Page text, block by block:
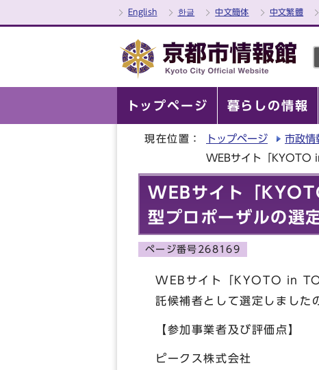
English 한글 中文簡体 中文繁體
トップページ 暮らしの情報
現在位置： トップページ 市政情
WEBサイト「KYOTO
WEBサイト「
型プロポーザルの選
ページ番号268169
WEBサイト「KYOTO in
託候補者として選定しました
【参加事業者及び評価点】
ピークス株式会社